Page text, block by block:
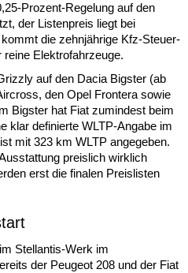
Prozent-Regelung auf den
der Listenpreis liegt bei
die zehnjährige Kfz-Steuer-
Elektrofahrzeuge.
auf den Dacia Bigster (ab
den Opel Frontera sowie
Bigster hat Fiat zumindest beim
klar definierte WLTP-Angabe im
mit 323 km WLTP angegeben.
preislich wirklich
erst die finalen Preislisten
Stellantis-Werk im
der Peugeot 208 und der Fiat